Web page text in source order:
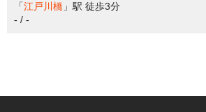
「江戸川橋 」駅 徒歩3分
- / -